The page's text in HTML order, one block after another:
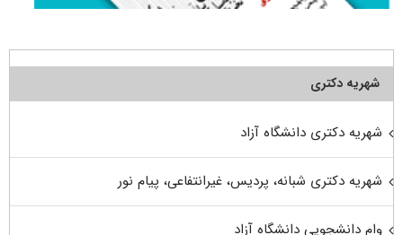
شهریه دکتری
شهریه دکتری دانشگاه آزاد
شهریه دکتری شبانه، پردیس، غیرانتفاعی، پیام نور
وام دانشجویی دانشگاه آزاد